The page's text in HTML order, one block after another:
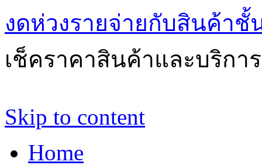
งดห่วงรายจ่ายกับสินค้า
เช็คราคาสินค้าและบริกา
Skip to content
Home